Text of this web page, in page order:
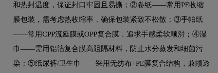
和热封温度，保证封口牢固且易撕；②卷纸——常用PE收缩
膜包装，需考虑热收缩率，确保包装紧致不松散；③手帕纸
——常用CPP流延膜或OPP复合膜，追求手感柔软顺滑；④湿
巾——需用铝箔复合膜高阻隔材料，防止水分蒸发和细菌污
染；⑤纸尿裤/卫生巾——采用无纺布+PE膜复合结构，兼顾透